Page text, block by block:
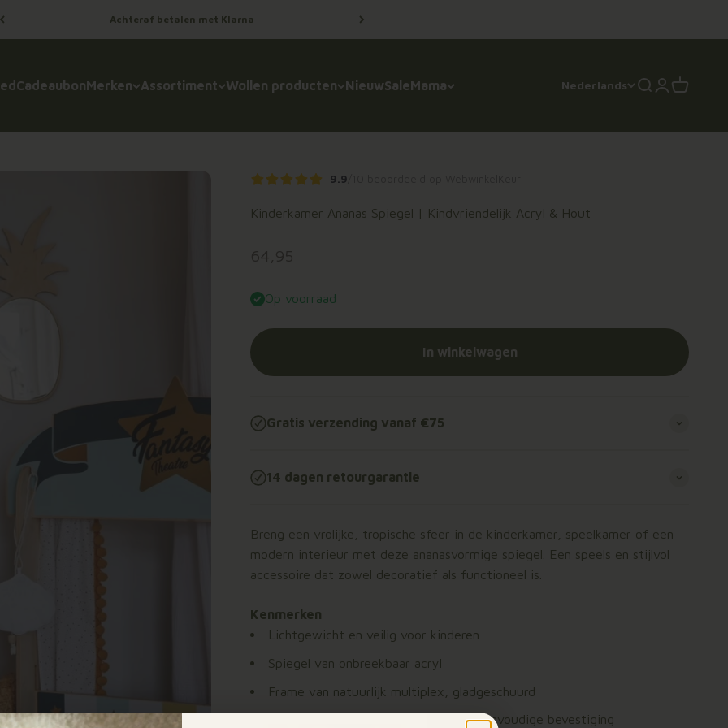
Achteraf betalen met Klarna
CadeaubonMerken Assortiment Wollen producten NieuwSaleMama Nederlands ZoekenInloggen
9.9
Kinderkamer Ananas Spiegel | Kindvriendelijk Acryl & Hout
Op voorraad
In winkelwagen
Gratis verzending vanaf €75
14 dagen retourgarantie
Breng een vrolijke, tropische sfeer in de kinderkamer, speelkamer of een
modern interieur met deze ananasvormige spiegel. Een speels en stijlvol
accessoire dat zowel decoratief als functioneel is.
Kenmerken
Lichtgewicht en veilig voor kinderen
Spiegel van onbreekbaar acryl
Frame van natuurlijk multiplex, gladgeschuurd
Ophangoog aan de achterkant voor eenvoudige bevestiging